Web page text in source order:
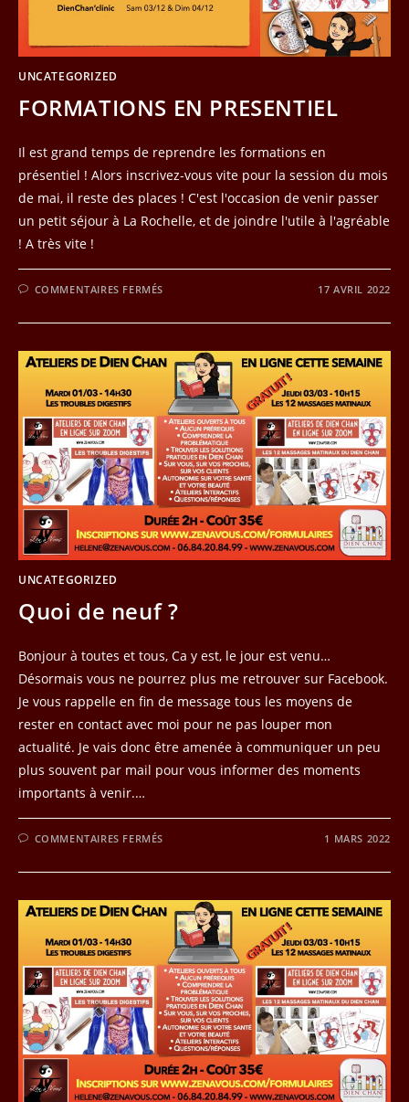
UNCATEGORIZED
FORMATIONS EN PRESENTIEL
Il est grand temps de reprendre les formations en
présentiel ! Alors inscrivez-vous vite pour la session du mois
de mai, il reste des places ! C'est l'occasion de venir passer
un petit séjour à La Rochelle, et de joindre l'utile à l'agréable
! A très vite !
COMMENTAIRES FERMÉS
PRESENTIEL
17 AVRIL 2022
UNCATEGORIZED
Quoi de neuf ?
Bonjour à toutes et tous, Ca y est, le jour est venu…
Désormais vous ne pourrez plus me retrouver sur Facebook.
Je vous rappelle en fin de message tous les moyens de
rester en contact avec moi pour ne pas louper mon
actualité. Je vais donc être amenée à communiquer un peu
plus souvent par mail pour vous informer des moments
importants à venir.…
COMMENTAIRES FERMÉS
NEUF
1 MARS 2022